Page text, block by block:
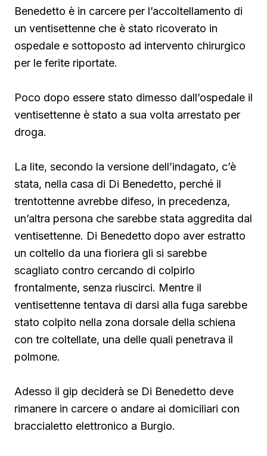
Benedetto è in carcere per l’accoltellamento di
un ventisettenne che è stato ricoverato in
ospedale e sottoposto ad intervento chirurgico
per le ferite riportate.
Poco dopo essere stato dimesso dall’ospedale il
ventisettenne è stato a sua volta arrestato per
droga.
La lite, secondo la versione dell’indagato, c’è
stata, nella casa di Di Benedetto, perché il
trentottenne avrebbe difeso, in precedenza,
un’altra persona che sarebbe stata aggredita dal
ventisettenne. Di Benedetto dopo aver estratto
un coltello da una fioriera gli si sarebbe
scagliato contro cercando di colpirlo
frontalmente, senza riuscirci. Mentre il
ventisettenne tentava di darsi alla fuga sarebbe
stato colpito nella zona dorsale della schiena
con tre coltellate, una delle quali penetrava il
polmone.
Adesso il gip deciderà se Di Benedetto deve
rimanere in carcere o andare ai domiciliari con
braccialetto elettronico a Burgio.